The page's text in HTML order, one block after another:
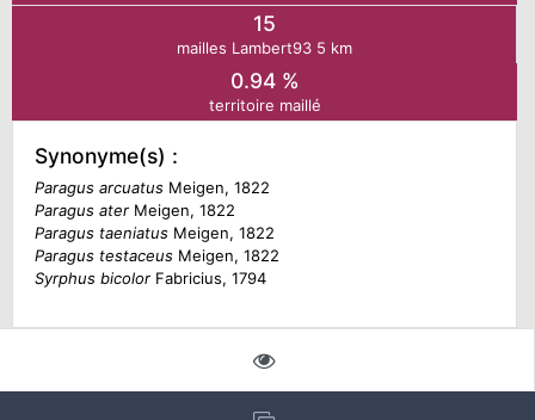
15
mailles Lambert93 5 km
0.94 %
territoire maillé
Synonyme(s) :
Paragus arcuatusMeigen, 1822
Paragus aterMeigen, 1822
Paragus taeniatusMeigen, 1822
Paragus testaceusMeigen, 1822
Syrphus bicolorFabricius, 1794